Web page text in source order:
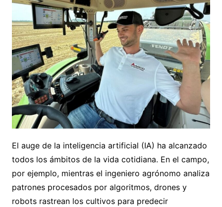
El auge de la inteligencia artificial (IA) ha alcanzado
todos los ámbitos de la vida cotidiana. En el campo,
por ejemplo, mientras el ingeniero agrónomo analiza
patrones procesados por algoritmos, drones y
robots rastrean los cultivos para predecir